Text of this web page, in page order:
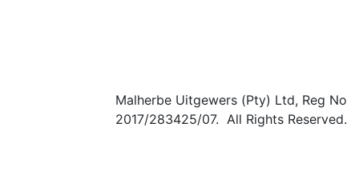
Malherbe Uitgewers (Pty) Ltd, Reg No
2017/283425/07. All Rights Reserved.